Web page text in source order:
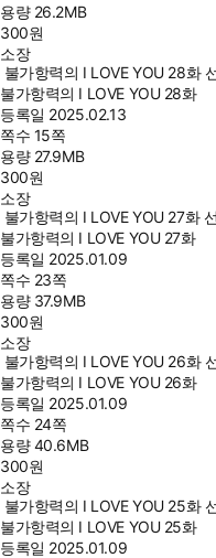
용량 26.2MB
300원
소장
불가항력의 I LOVE YOU 28화
불가항력의 I LOVE YOU 28화
등록일 2025.02.13
쪽수 15쪽
용량 27.9MB
300원
소장
불가항력의 I LOVE YOU 27화
불가항력의 I LOVE YOU 27화
등록일 2025.01.09
쪽수 23쪽
용량 37.9MB
300원
소장
불가항력의 I LOVE YOU 26화
불가항력의 I LOVE YOU 26화
등록일 2025.01.09
쪽수 24쪽
용량40.6MB
300원
소장
불가항력의 I LOVE YOU 25화
불가항력의 I LOVE YOU 25화
등록일 2025.01.09